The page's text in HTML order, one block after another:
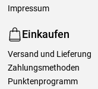
Impressum
Einkaufen
Versand und Lieferung
Zahlungsmethoden
Punktenprogramm